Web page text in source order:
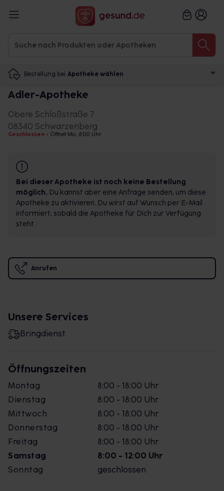
Bestellung bei Apotheke wählen
Adler-Apotheke
Obere Schloßstraße 7
08340 Schwarzenberg
Geschlossen • Öffnet Mo., 8:00 Uhr
Bei dieser Apotheke ist noch keine Bestellung
möglich. Du kannst aber eine Anfrage senden, um diese
Apotheke zu aktivieren. Du wirst auf Wunsch per E-Mail
informiert, sobald die Apotheke für Dich zur Verfügung
steht.
Anrufen
Unsere Services
Bringdienst
Öffnungszeiten
Montag
8:00 - 18:00 Uhr
Dienstag
8:00 - 18:00 Uhr
Mittwoch
8:00 - 18:00 Uhr
Donnerstag
8:00 - 18:00 Uhr
Freitag
8:00 - 18:00 Uhr
Samstag
8:00 - 12:00 Uhr
Sonntag
geschlossen